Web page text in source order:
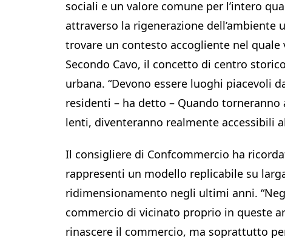
sociali e un valore comune per l’intero
attraverso la rigenerazione
trovare un contesto accogliente nel
Secondo Cavo, il concetto di centro
urbana. “Devono essere luoghi piacevoli
residenti – ha detto – Quando
lenti, diventeranno realmente accessibili
Il consigliere di Confcommercio ha
rappresenti un modello replicabile su
ridimensionamento negli ultimi anni.
commercio di vicinato proprio in queste
rinascere il commercio, ma soprattutto